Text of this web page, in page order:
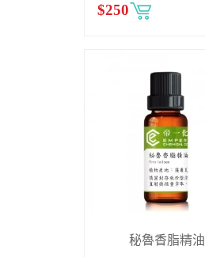
$250
秘魯香脂精油